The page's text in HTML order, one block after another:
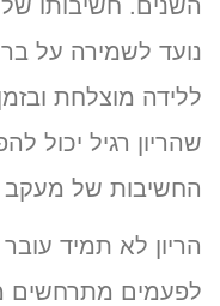
נועד לשמירה על
ללידה מוצלחת
שהריון רגיל יכול
החשיבות של מעקב
הריון לא תמיד עובר
לפעמים מתרחשים